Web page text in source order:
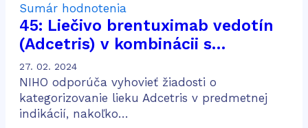
Sumár hodnotenia
45: Liečivo brentuximab vedotín
(Adcetris) v kombinácii s
doxorubicínom, vinblastínom a
dakarbazínom (AVD) na liečbu
dospelých pacientov s predtým
neliečeným CD30 pozitívnym
27. 02. 2024
NIHO odporúča vyhovieť žiadosti o
kategorizovanie lieku Adcetris v predmetnej
indikácií, nakoľko…